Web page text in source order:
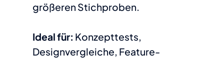
größeren Stichproben.
Ideal für: Konzepttests,
Designvergleiche, Feature-